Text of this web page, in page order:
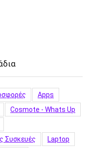
Apps
Cosmote - Whats Up
Συσκευές
Laptop